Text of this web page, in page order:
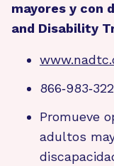
mayores y con
and Disability
Promueve
adultos